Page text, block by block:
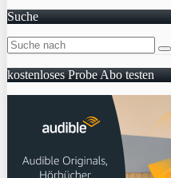
Suche
kostenloses Probe Abo testen